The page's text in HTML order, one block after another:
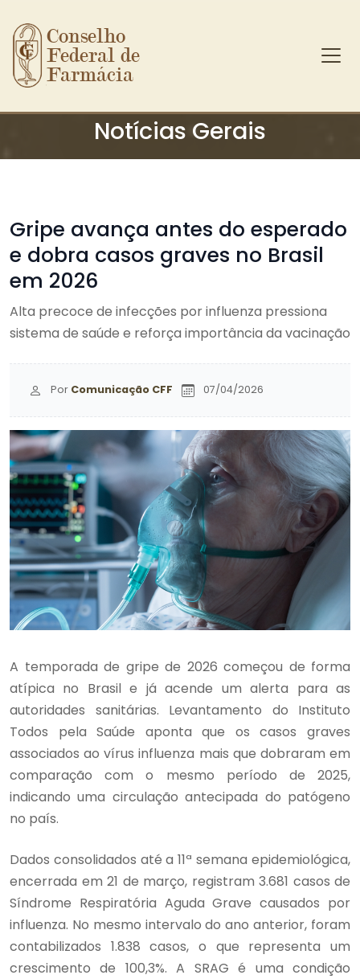
Ir para o conteúdo principal
Conselho
Federal de
Farmácia
Notícias Gerais
Gripe avança antes do esperado
e dobra casos graves no Brasil
em 2026
Alta precoce de infecções por influenza pressiona
sistema de saúde e reforça importância da vacinação
Por Comunicação CFF 07/04/2026
A temporada de gripe de 2026 começou de forma
atípica no Brasil e já acende um alerta para as
autoridades sanitárias. Levantamento do Instituto
Todos pela Saúde aponta que os casos graves
associados ao vírus influenza mais que dobraram em
comparação com o mesmo período de 2025,
indicando uma circulação antecipada do patógeno
no país.
Dados consolidados até a 11ª semana epidemiológica,
encerrada em 21 de março, registram 3.681 casos de
Síndrome Respiratória Aguda Grave causados por
influenza. No mesmo intervalo do ano anterior, foram
contabilizados 1.838 casos, o que representa um
crescimento de 100,3%. A SRAG é uma condição